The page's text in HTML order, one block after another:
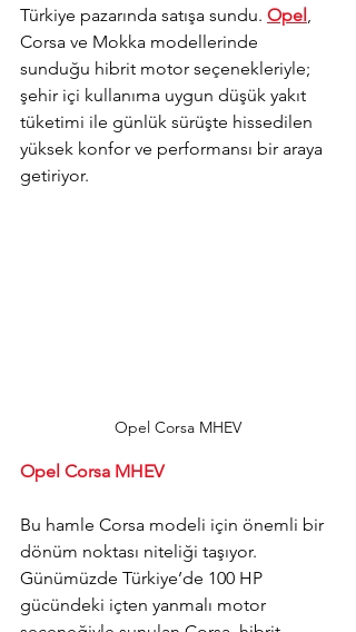
Türkiye pazarında satışa sundu. Opel,
Corsa ve Mokka modellerinde
sunduğu hibrit motor seçenekleriyle;
şehir içi kullanıma uygun düşük yakıt
tüketimi ile günlük sürüşte hissedilen
yüksek konfor ve performansı bir araya
getiriyor.
Opel Corsa MHEV
Opel Corsa MHEV
Bu hamle Corsa modeli için önemli bir
dönüm noktası niteliği taşıyor.
Günümüzde Türkiye’de 100 HP
gücündeki içten yanmalı motor